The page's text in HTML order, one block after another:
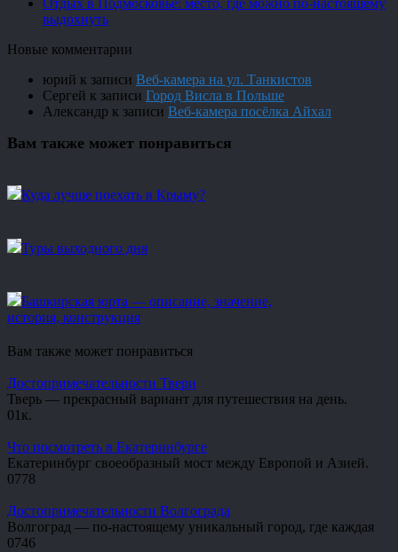
выдохнуть
Новые комментарии
юрий к записи Веб-камера на ул. Танкистов
Сергей к записи Город Висла в Польше
Александр к записи Веб-камера посёлка Айхал
Вам также может понравиться
Куда лучше поехать в Крыму?
Туры выходного дня
Башкирская юрта — описание, значение,
история, конструкция
Вам также может понравиться
Достопримечательности Твери
Тверь — прекрасный вариант для путешествия на день.
01к.
Что посмотреть в Екатеринбурге
Екатеринбург своеобразный мост между Европой и Азией.
0778
Достопримечательности Волгограда
Волгоград — по-настоящему уникальный город, где каждая
0746